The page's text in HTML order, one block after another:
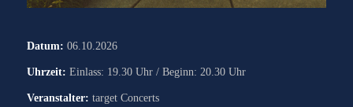
Datum: 06.10.2026
Uhrzeit: Einlass: 19.30 Uhr / Beginn: 20.30 Uhr
Veranstalter: target Concerts